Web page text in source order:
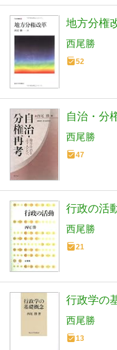
地方分権
西尾勝
52
自治・分
西尾勝
47
行政の活
西尾勝
21
行政学の
西尾勝
13